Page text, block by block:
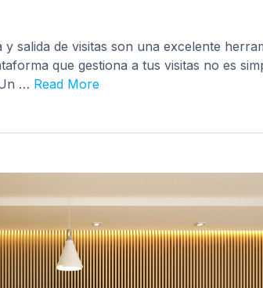
salida de visitas son una excelente
que gestiona a tus visitas no es
… Read More